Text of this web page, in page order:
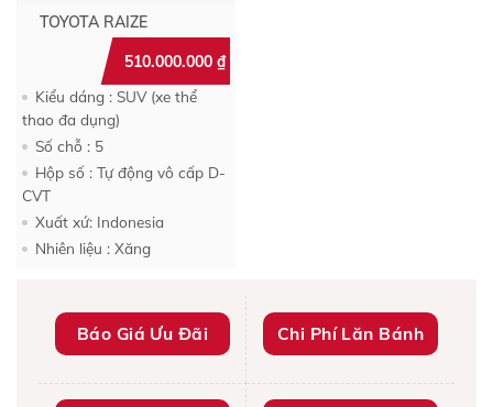
TOYOTA RAIZE
510.000.000₫
Kiểu dáng : SUV (xe thể
thao đa dụng)
Số chỗ : 5
Hộp số : Tự động vô cấp D-
CVT
Xuất xứ: Indonesia
Nhiên liệu : Xăng
Báo Giá Ưu Đãi Chi Phí Lăn Bánh